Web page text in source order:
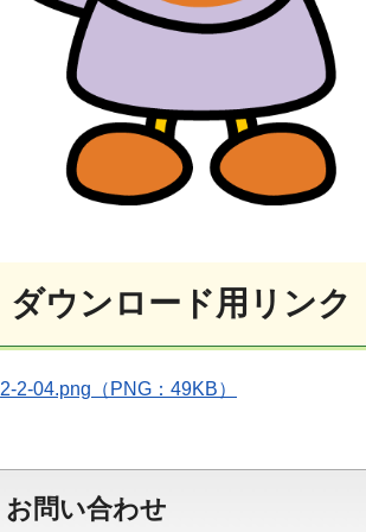
ダウンロード用リンク
2-2-04.png（PNG：49KB）
お問い合わせ